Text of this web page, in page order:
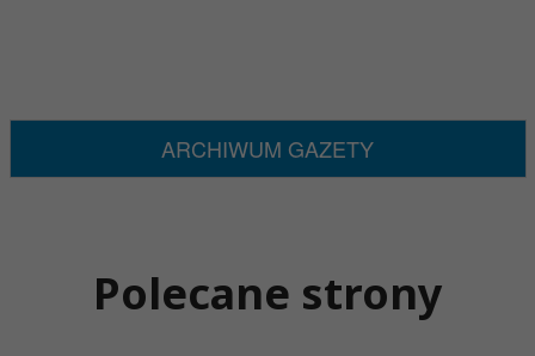
ARCHIWUM GAZETY
Polecane strony